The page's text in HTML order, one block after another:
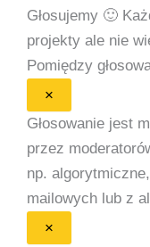
Głosujemy 🙂
projekty ale nie
Pomiędzy
×
Głosowanie jest
przez
np.
mailowych lub z
×